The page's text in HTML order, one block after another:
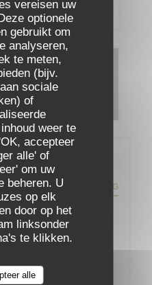
vereisen uw
optionele
gebruikt om
analyseren,
te meten,
(bijv.
sociale
of
weer te
accepteer
alle' of
om uw
beheren. U
op elk
door op het
linksonder
te klikken.
alle
EEN TAFEL
MENU
ROUTEBESCHRIJVING
DU MAINE